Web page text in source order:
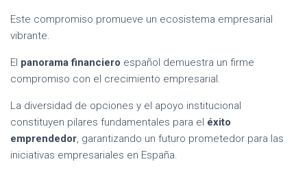
Este compromiso promueve un ecosistema empresarial
vibrante.
El panorama financiero español demuestra un firme
compromiso con el crecimiento empresarial.
La diversidad de opciones y el apoyo institucional
constituyen pilares fundamentales para el éxito
emprendedor, garantizando un futuro prometedor para las
iniciativas empresariales en España.